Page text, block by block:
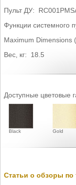
Пульт ДУ:
Функции системного
Maximum Dimensions
Вес, кг: 18.5
Доступные цветовые
Black Gold
Статьи о обзоры по